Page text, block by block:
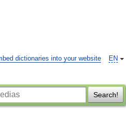
EN
dictionaries into your website
Search!